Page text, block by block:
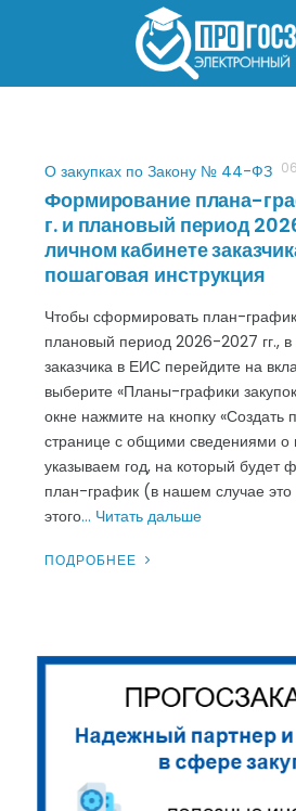
ГЛАВНАЯО ЗАКУПКАХ ПО
О закупках по Закону № 44-ФЗ
Формирование плана-
г. и плановый период
личном кабинете
пошаговая инструкция
Чтобы сформировать план-
плановый период 2026-2027 гг.,
заказчика в ЕИС перейдите на
выберите «Планы-графики
окне нажмите на кнопку «Создать
странице с общими сведениями
указываем год, на который будет
план-график (в нашем случае
этого… Читать дальше
ПОДРОБНЕЕ